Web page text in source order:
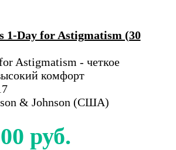
1-Day for Astigmatism (30
Astigmatism - четкое
комфорт
& Johnson (США)
руб.